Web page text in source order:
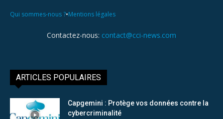
Qui sommes-nous ?•Mentions légales
Contactez-nous: contact@cci-news.com
ARTICLES POPULAIRES
Capgemini : Protège vos données contre la
cybercriminalité